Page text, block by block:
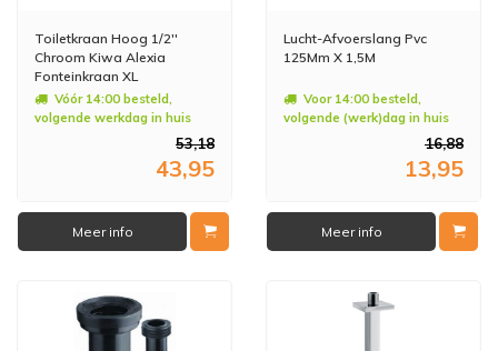
Toiletkraan Hoog 1/2''
Chroom Kiwa Alexia
Fonteinkraan XL
Vóór 14:00 besteld,
volgende werkdag in huis
53,18
43,95
Meer info
Lucht-Afvoerslang Pvc
125Mm X 1,5M
Voor 14:00 besteld,
volgende (werk)dag in huis
16,88
13,95
Meer info